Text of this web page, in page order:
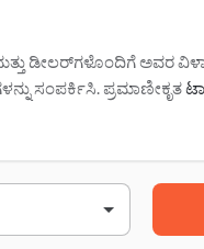
ಡೀಲರ್‌ಗಳೊಂದಿಗೆ ಅವರ
ಸಂಪರ್ಕಿಸಿ. ಪ್ರಮಾಣೀಕೃತ
ಪೆಡಪಾಡು ರಸ್ತೆ, ಈನಾಡು